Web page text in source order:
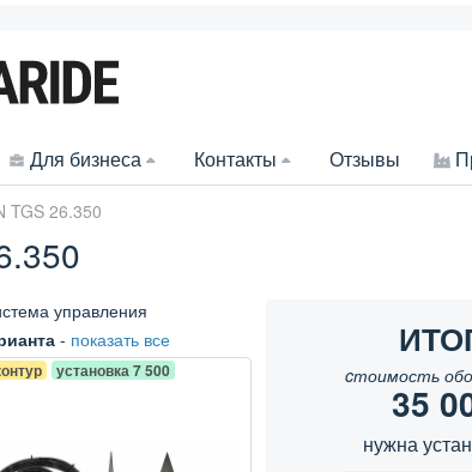
Для бизнеса Контакты Отзывы
TGS 26.350
управления
- показать все
установка 7 500 cтоимость
35
нужна